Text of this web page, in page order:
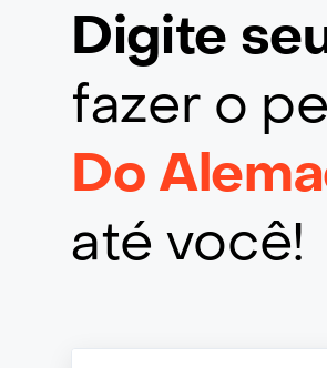
Digite
fazer o
Do
até você!